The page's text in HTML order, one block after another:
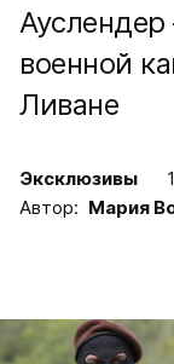
военной
Ливане
Эксклюзивы
Автор: Мария